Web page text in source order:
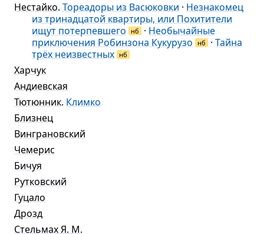
Нестайко. Тореадоры из Васюковки · Незнакомец
из тринадцатой квартиры, или Похитители
ищут потерпевшего
нб · Необычайные
приключения Робинзона Кукурузо
нб · Тайна
трёх неизвестных нб
Харчук
Андиевская
Тютюнник. Климко
Близнец
Винграновский
Чемерис
Бичуя
Рутковский
Гуцало
Дрозд
Стельмах Я. М.